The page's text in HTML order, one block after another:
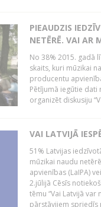
PIEAUDZIS
NETĒRĒ. VAI AR
No 38% 2015. gadā
skaits, kuri mūzikai
producentu
Pētījumā iegūtie dati
organizēt diskusiju
VAI LATVIJĀ
51% Latvijas
mūzikai naudu
apvienības (LaIPA)
2.jūlijā Cēsīs
tēmu “Vai Latvijā
pārstāvjiem spriedīs